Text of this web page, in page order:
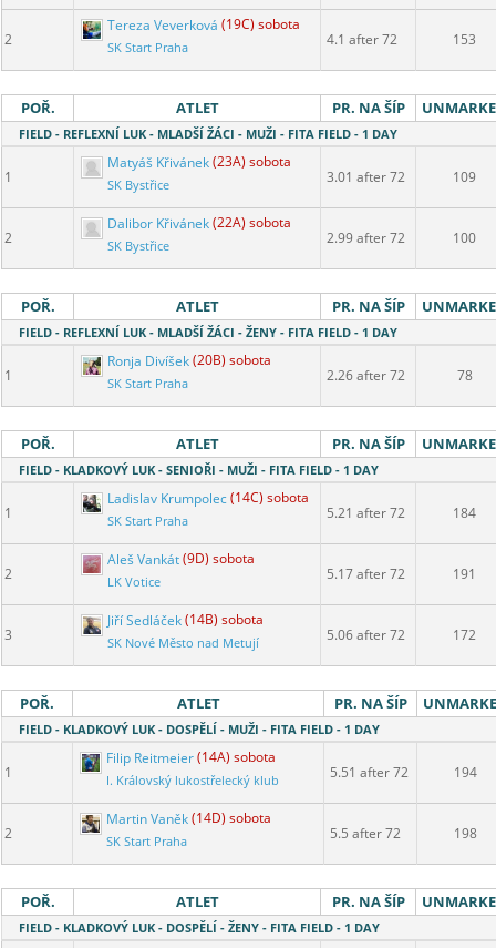
2
Tereza Veverková (19C) sobota
SK Start Praha 4.1 after 72 153
POŘ. ATLET PR. NA ŠÍP
FIELD - REFLEXNÍ LUK - MLADŠÍ ŽÁCI - MUŽI - FITA FIELD - 1 DAY
1
Matyáš Křivánek(23A) sobota
SK Bystřice 3.01 after 72 109
2
Dalibor Křivánek(22A) sobota
SK Bystřice 2.99 after 72 100
POŘ. ATLET PR. NA ŠÍP
FIELD - REFLEXNÍ LUK - MLADŠÍ ŽÁCI - ŽENY - FITA FIELD - 1 DAY
1
Ronja Divíšek(20B) sobota
SK Start Praha 2.26 after 72 78
POŘ. ATLET PR. NA ŠÍP
FIELD - KLADKOVÝ LUK - SENIOŘI - MUŽI - FITA FIELD - 1 DAY
1
Ladislav Krumpolec(14C) sobota
SK Start Praha 5.21 after 72 184
2
Aleš Vankát(9D) sobota
LK Votice 5.17 after 72 191
3
Jiří Sedláček(14B) sobota
SK Nové Město nad Metují 5.06 after 72 172
POŘ. ATLET PR. NA ŠÍP
FIELD - KLADKOVÝ LUK - DOSPĚLÍ - MUŽI - FITA FIELD - 1 DAY
1
Filip Reitmeier(14A) sobota
I. Královský lukostřelecký klub 5.51 after 72 194
2
Martin Vaněk(14D) sobota
SK Start Praha 5.5 after 72 198
POŘ. ATLET PR. NA ŠÍP
FIELD - KLADKOVÝ LUK - DOSPĚLÍ - ŽENY - FITA FIELD - 1 DAY